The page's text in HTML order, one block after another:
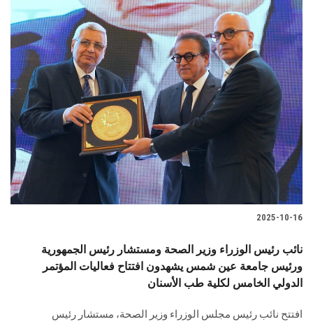
2025-10-16
نائب رئيس الوزراء وزير الصحة ومستشار رئيس الجمهورية
ورئيس جامعة عين شمس يشهدون افتتاح فعاليات المؤتمر
الدولي الخامس لكلية طب الأسنان
افتتح نائب رئيس مجلس الوزراء وزير الصحة، مستشار رئيس